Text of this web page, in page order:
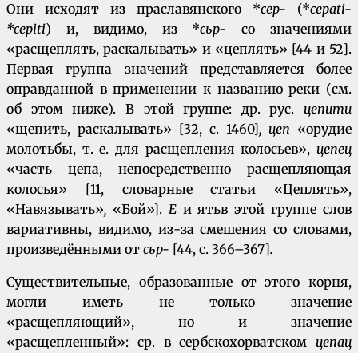
Они исходят из праславянского *cep- (*cepati-
*cepiti) и, видимо, из *cьp-со значениями
«расщеплять, раскалывать» и «цеплять» [44 и 52].
Первая группа значений представляется более
оправданной в применении к названию реки (см.
об этом ниже). В этой группе: др. рус. цeпити
«щепить, раскалывать» [32, с. 1460], цеп «орудие
молотьбы, т. е. для расщепления колосьев», цепец
«часть цепа, непосредственно расщепляющая
колосья» [11, словарные статьи «Цеплять»,
«Навязывать», «Бой»]. Е и ятьв этой группе слов
вариативны, видимо, из-за смешения со словами,
произведёнными от cьp- [44, с. 366–367].
Существительные, образованные от этого корня,
могли иметь не только значение
«расщепляющий», но и значение
«расщепленный»: ср. в сербскохорватском цепац